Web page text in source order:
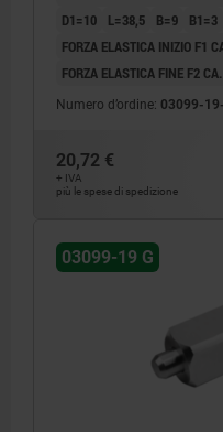
D1=10
L=38,5 B=9 B1=3
FORZA ELASTICA INIZIO F1
FORZA ELASTICA FINE F2
Numero d’ordine: 03099-
20,72 €
+ IVA
più le spese di spedizione
03099-19 G